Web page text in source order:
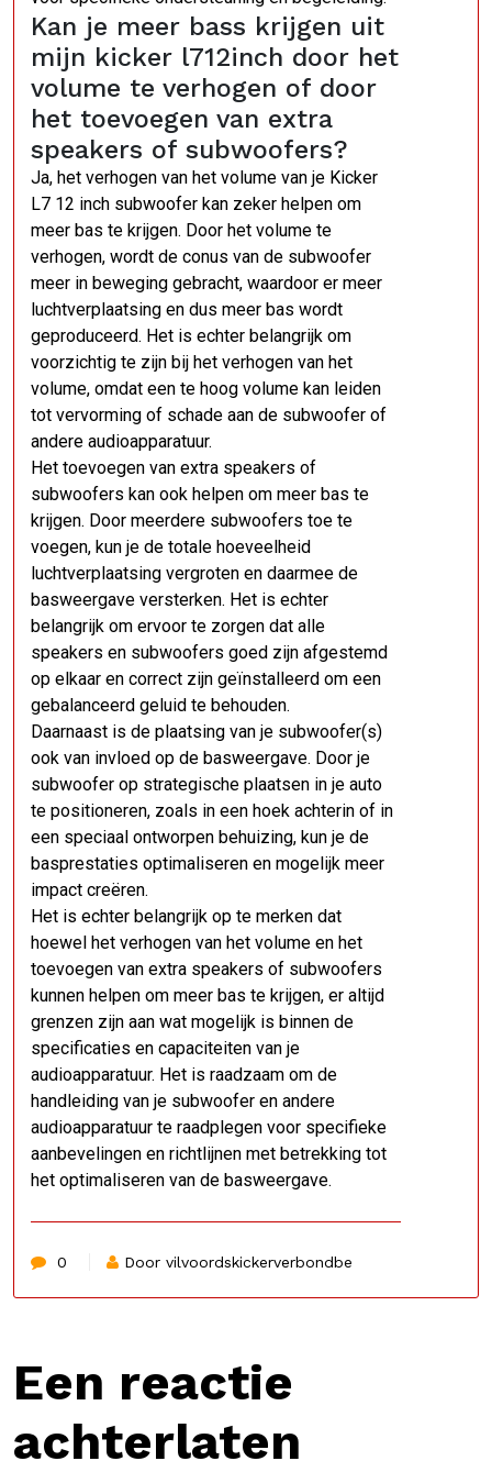
Kan je meer bass krijgen uit
mijn kicker l712inch door het
volume te verhogen of door
het toevoegen van extra
speakers of subwoofers?
Ja, het verhogen van het volume van je Kicker
L7 12 inch subwoofer kan zeker helpen om
meer bas te krijgen. Door het volume te
verhogen, wordt de conus van de subwoofer
meer in beweging gebracht, waardoor er meer
luchtverplaatsing en dus meer bas wordt
geproduceerd. Het is echter belangrijk om
voorzichtig te zijn bij het verhogen van het
volume, omdat een te hoog volume kan leiden
tot vervorming of schade aan de subwoofer of
andere audioapparatuur.
Het toevoegen van extra speakers of
subwoofers kan ook helpen om meer bas te
krijgen. Door meerdere subwoofers toe te
voegen, kun je de totale hoeveelheid
luchtverplaatsing vergroten en daarmee de
basweergave versterken. Het is echter
belangrijk om ervoor te zorgen dat alle
speakers en subwoofers goed zijn afgestemd
op elkaar en correct zijn geïnstalleerd om een
gebalanceerd geluid te behouden.
Daarnaast is de plaatsing van je subwoofer(s)
ook van invloed op de basweergave. Door je
subwoofer op strategische plaatsen in je auto
te positioneren, zoals in een hoek achterin of in
een speciaal ontworpen behuizing, kun je de
basprestaties optimaliseren en mogelijk meer
impact creëren.
Het is echter belangrijk op te merken dat
hoewel het verhogen van het volume en het
toevoegen van extra speakers of subwoofers
kunnen helpen om meer bas te krijgen, er altijd
grenzen zijn aan wat mogelijk is binnen de
specificaties en capaciteiten van je
audioapparatuur. Het is raadzaam om de
handleiding van je subwoofer en andere
audioapparatuur te raadplegen voor specifieke
aanbevelingen en richtlijnen met betrekking tot
het optimaliseren van de basweergave.
0 Door vilvoordskickerverbondbe
Een reactie
achterlaten